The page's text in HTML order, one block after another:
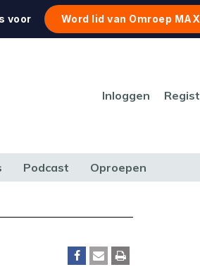
voor Word lid van Omroep MAX
Inloggen
Podcast Oproepen